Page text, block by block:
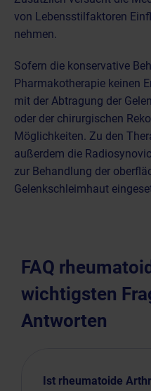
von Lebensstilfaktoren
nehmen.
Sofern die konservative
Pharmakotherapie keinen
mit der Abtragung der
oder der chirurgischen
Möglichkeiten. Zu den
außerdem die
zur Behandlung der
Gelenkschleimhaut
FAQ
wichtigsten
Antworten
Ist rheumatoide